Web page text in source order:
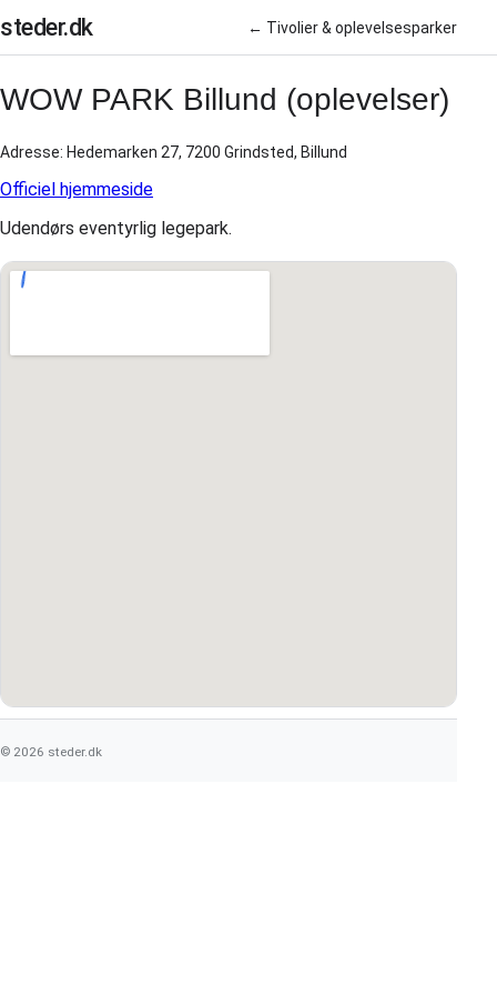
steder.dk ← Tivolier & oplevelsesparker
WOW PARK Billund (oplevelser)
Adresse: Hedemarken 27, 7200 Grindsted, Billund
Officiel hjemmeside
Udendørs eventyrlig legepark.
© 2026 steder.dk